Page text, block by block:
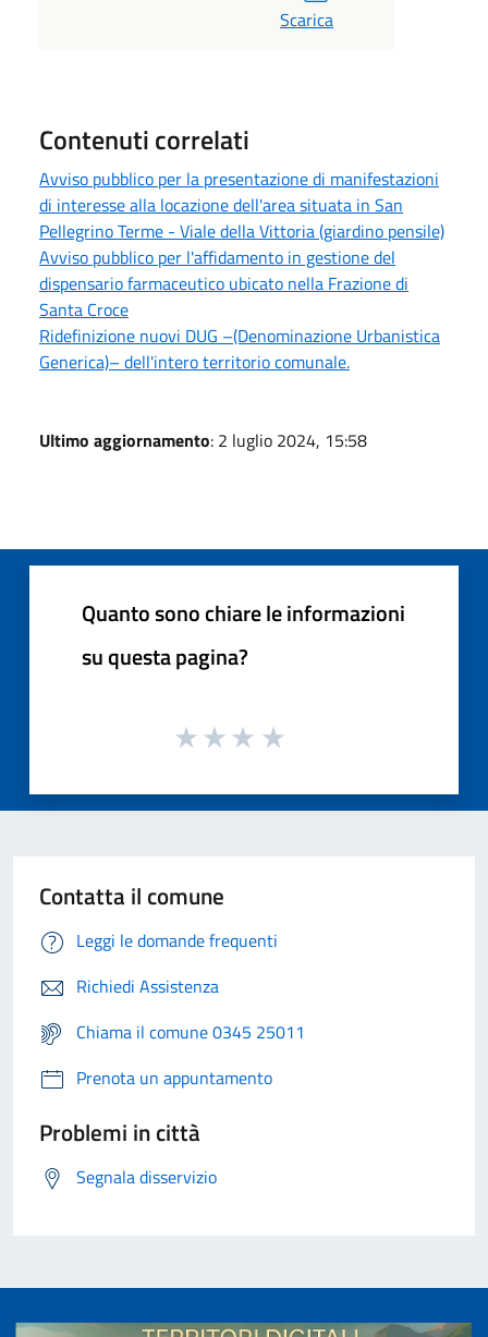
Scarica
Contenuti correlati
Avviso pubblico per la presentazione di manifestazioni
di interesse alla locazione dell'area situata in San
Pellegrino Terme - Viale della Vittoria (giardino pensile)
Avviso pubblico per l'affidamento in gestione del
dispensario farmaceutico ubicato nella Frazione di
Santa Croce
Ridefinizione nuovi DUG –(Denominazione Urbanistica
Generica)– dell'intero territorio comunale.
Ultimo aggiornamento: 2 luglio 2024, 15:58
Quanto sono chiare le informazioni
su questa pagina?
Contatta il comune
Leggi le domande frequenti
Richiedi Assistenza
Chiama il comune 0345 25011
Prenota un appuntamento
Problemi in città
Segnala disservizio